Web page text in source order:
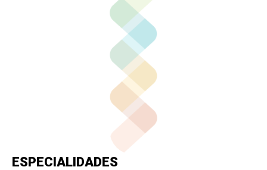
ESPECIALIDADES